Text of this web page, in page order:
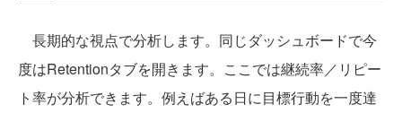
長期的な視点で分析します。同じダッシュボードで今
度はRetentionタブを開きます。ここでは継続率／リピー
ト率が分析できます。例えばある日に目標行動を一度達